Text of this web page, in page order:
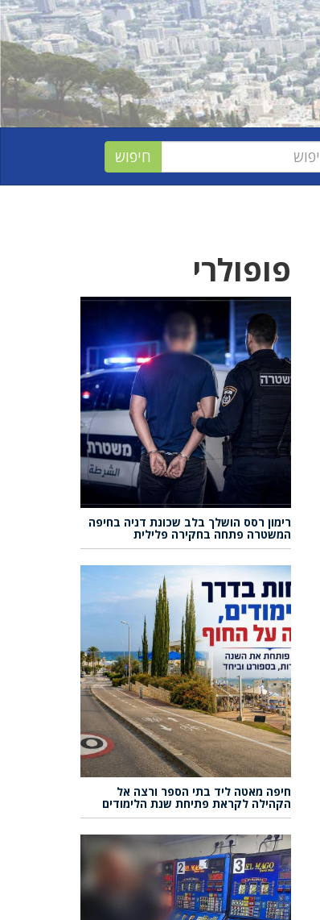
פופולרי
רימון רסס הושלך בלב שכונת דניה בחיפה
המשטרה פתחה בחקירה פלילית
חיפה מאטה ליד בתי הספר ורצה אל
הקהילה לקראת פתיחת שנת הלימודים